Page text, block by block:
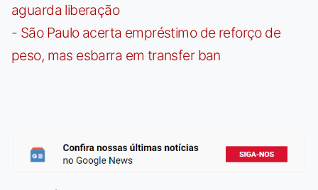
aguarda liberação
- São Paulo acerta empréstimo de reforço de
peso, mas esbarra em transfer ban